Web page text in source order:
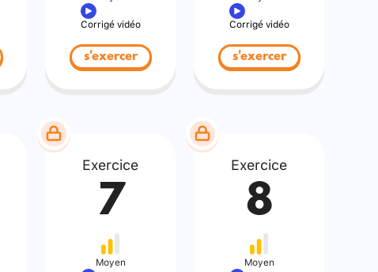
Corrigé vidéo
s'exercer
Corrigé vidéo
s'exercer
Exercice
7
Moyen
Exercice
8
Moyen